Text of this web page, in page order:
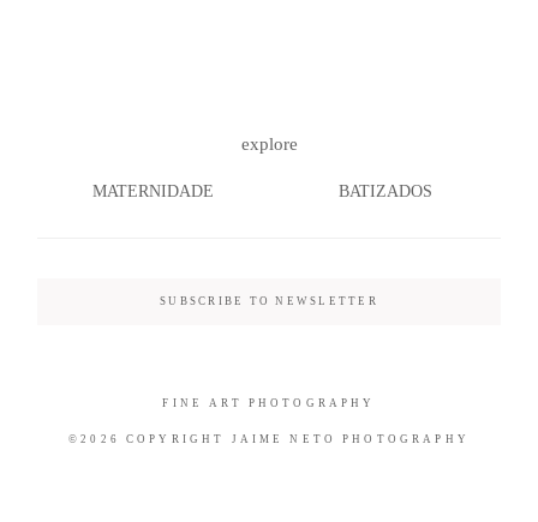
PHOTOGRAPHYexplore
MATERNIDADE BATIZADOS
SUBSCRIBE TO NEWSLETTER
©2026 COPYRIGHT JAIME NETO PHOTOGRAPHY
FINE ART PHOTOGRAPHY